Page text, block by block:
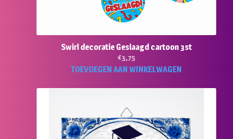
Swirl decoratie Geslaagd cartoon 3st
€3,75
TOEVOEGEN AAN WINKELWAGEN